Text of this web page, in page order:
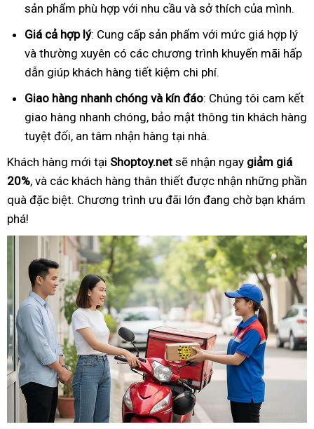
sản phẩm phù hợp với nhu cầu và sở thích của mình.
Giá cả hợp lý: Cung cấp sản phẩm với mức giá hợp lý
và thường xuyên có các chương trình khuyến mãi hấp
dẫn giúp khách hàng tiết kiệm chi phí.
Giao hàng nhanh chóng và kín đáo: Chúng tôi cam kết
giao hàng nhanh chóng, bảo mật thông tin khách hàng
tuyệt đối, an tâm nhận hàng tại nhà.
Khách hàng mới tại Shoptoy.net sẽ nhận ngay giảm giá
20%, và các khách hàng thân thiết được nhận những phần
quà đặc biệt. Chương trình ưu đãi lớn đang chờ bạn khám
phá!